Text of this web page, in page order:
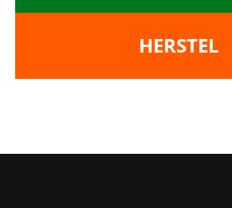
HERSTEL